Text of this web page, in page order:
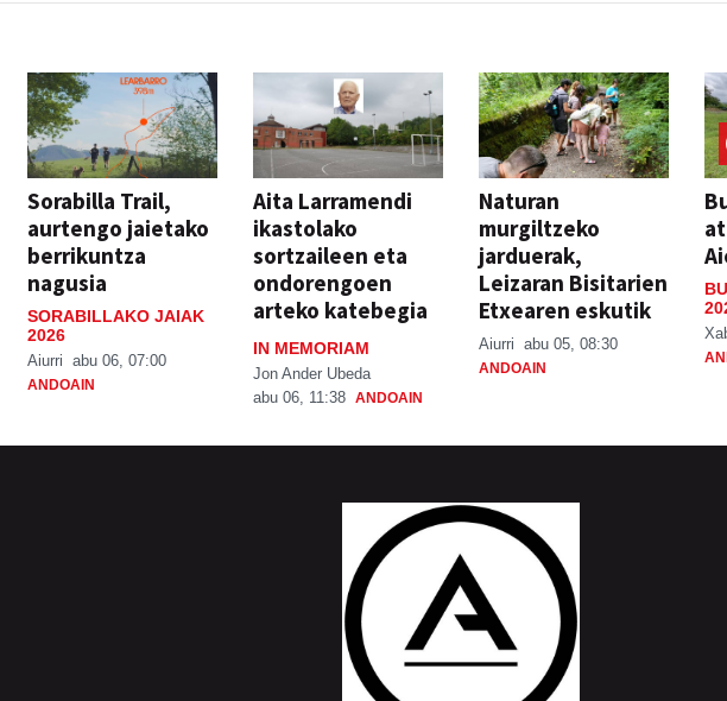
Sorabilla Trail,
aurtengo jaietako
berrikuntza
nagusia
SORABILLAKO JAIAK
2026
Aiurri abu 06, 07:00
ANDOAIN
Aita Larramendi
ikastolako
sortzaileen eta
ondorengoen
arteko katebegia
IN MEMORIAM
Jon Ander Ubeda
abu 06, 11:38 ANDOAIN
Naturan
murgiltzeko
jarduerak,
Leizaran Bisitarien
Etxearen eskutik
Aiurri abu 05, 08:30
ANDOAIN